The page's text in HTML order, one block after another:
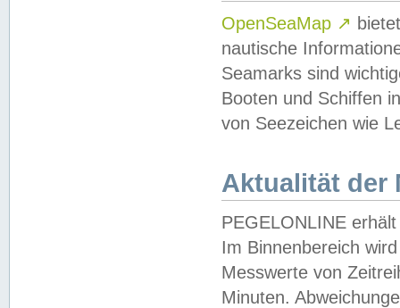
OpenSeaMap ↗
nautische
Seamarks sind
Booten und Schiffen
von Seezeichen wie
Aktualität der
PEGELONLINE
Im Binnenbereich
Messwerte von
Minuten.